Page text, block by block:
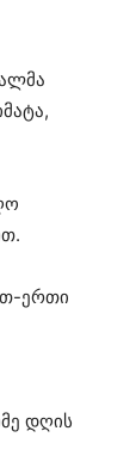
ერთი
დღის